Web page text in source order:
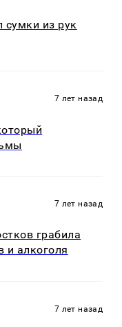
из рук
7 лет назад
7 лет назад
грабила
и алкоголя
7 лет назад